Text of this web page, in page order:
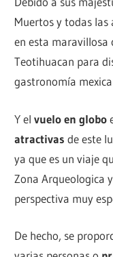
Muertos y todas las
en esta maravillosa
Teotihuacan para
gastronomía
Y elvuelo en globo
atractivas de este
ya que es un viaje
Zona Arqueologica
perspectiva muy
De hecho, se